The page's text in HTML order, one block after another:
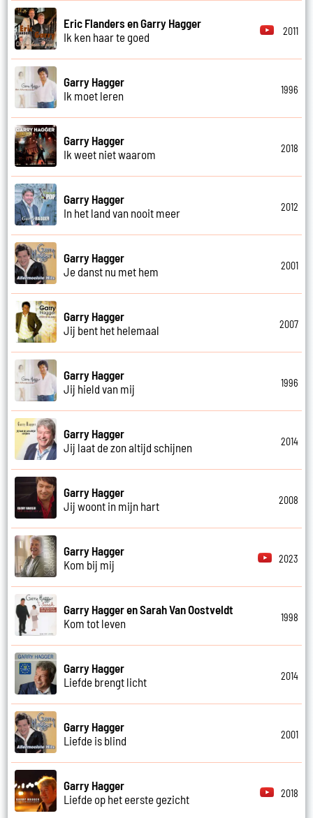
Eric Flanders en Garry Hagger
Ik ken haar te goed
2011
Garry Hagger
Ik moet leren
1996
Garry Hagger
Ik weet niet waarom
2018
Garry Hagger
In het land van nooit meer
2012
Garry Hagger
Je danst nu met hem
2001
Garry Hagger
Jij bent het helemaal
2007
Garry Hagger
Jij hield van mij
1996
Garry Hagger
Jij laat de zon altijd schijnen
2014
Garry Hagger
Jij woont in mijn hart
2008
Garry Hagger
Kom bij mij
2023
Garry Hagger en Sarah Van Oostveldt
Kom tot leven
1998
Garry Hagger
Liefde brengt licht
2014
Garry Hagger
Liefde is blind
2001
Garry Hagger
Liefde op het eerste gezicht
2018